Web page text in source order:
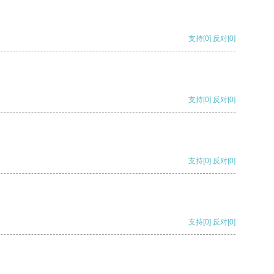
支持[0] 反对[0]
支持[0] 反对[0]
支持[0] 反对[0]
支持[0] 反对[0]